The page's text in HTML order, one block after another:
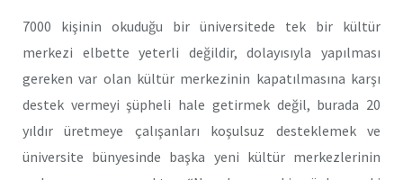
7000 kişinin okuduğu bir üniversitede tek bir kültür
merkezi elbette yeterli değildir, dolayısıyla yapılması
gereken var olan kültür merkezinin kapatılmasına karşı
destek vermeyi şüpheli hale getirmek değil, burada 20
yıldır üretmeye çalışanları koşulsuz desteklemek ve
üniversite bünyesinde başka yeni kültür merkezlerinin